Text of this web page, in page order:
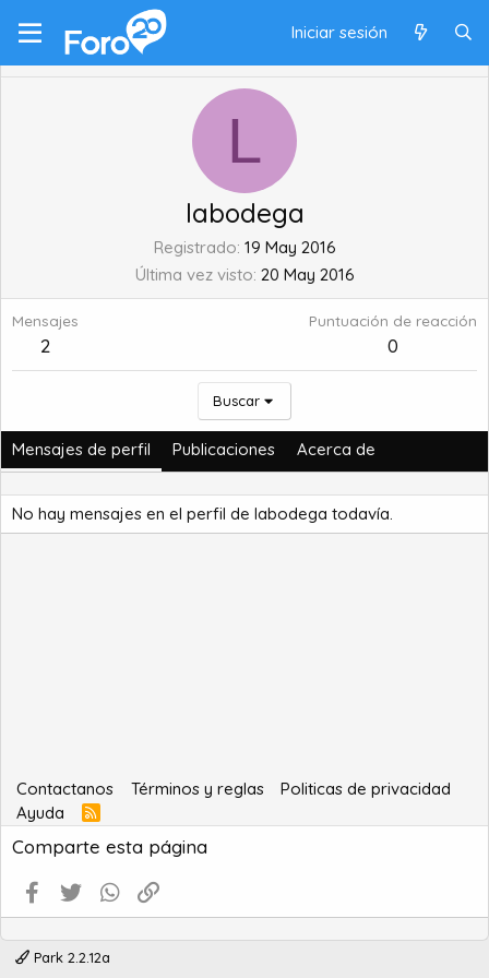
Iniciar sesión
L
labodega
Registrado 19 May 2016
Última vez visto 20 May 2016
Mensajes
2
Puntuación de reacción
0
Buscar
Mensajes de perfil Publicaciones Acerca de
No hay mensajes en el perfil de labodega todavía.
Contactanos Términos y reglas
Politicas de privacidad
Ayuda
R
S
S
Comparte esta página
Facebook
Twitter WhatsApp
Park 2.2.12a